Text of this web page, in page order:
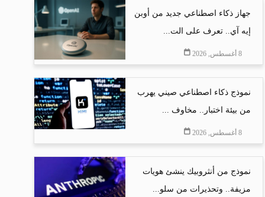
جهاز ذكاء اصطناعي جديد من أوبن
إيه آي.. تعرف على الت...
8 أغسطس, 2026
نموذج ذكاء اصطناعي صيني يهرب
من بيئة اختبار.. مخاوف ...
8 أغسطس, 2026
نموذج من أنثروبيك ينشئ هويات
مزيفة.. وتحذيرات من سلو...